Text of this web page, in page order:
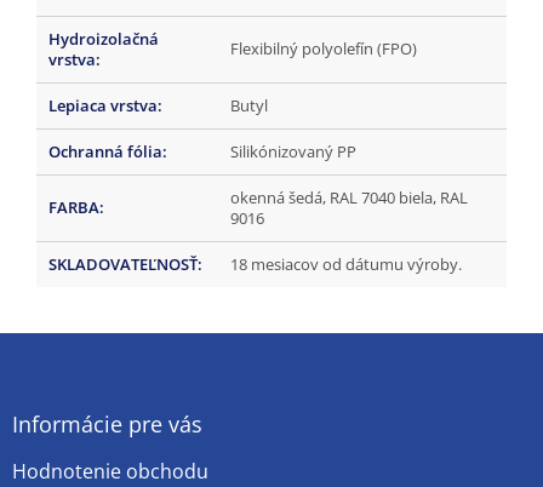
Hydroizolačná
vrstva: Flexibilný polyolefín (FPO)
Lepiaca vrstva: Butyl
Ochranná fólia: Silikónizovaný PP
FARBA:
okenná šedá, RAL 7040 biela, RAL
9016
SKLADOVATEĽNOSŤ: 18 mesiacov od dátumu výroby.
Informácie pre vás
Hodnotenie obchodu